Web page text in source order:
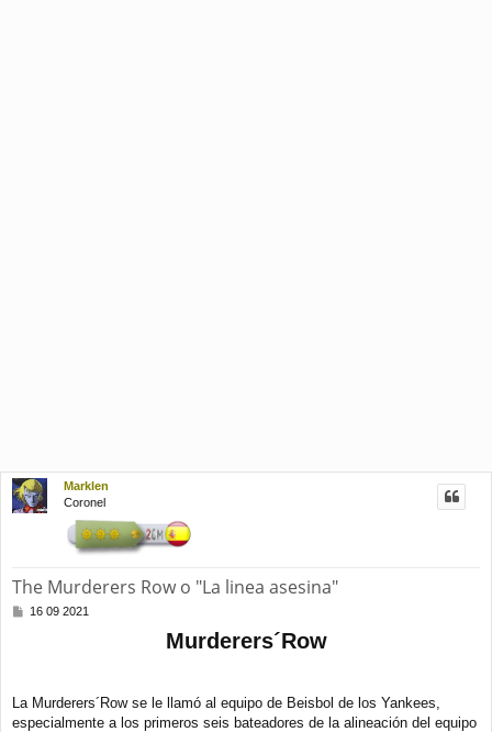
Marklen
Coronel
The Murderers Row o "La linea asesina"
M
e
16 09 2021
Murderers´Row
La Murderers´Row se le llamó al equipo de Beisbol de los Yankees,
especialmente a los primeros seis bateadores de la alineación del equipo